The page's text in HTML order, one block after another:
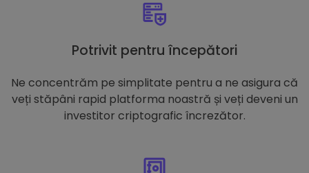
Potrivit pentru începători
Ne concentrăm pe simplitate pentru a ne asigura că
veți stăpâni rapid platforma noastră și veți deveni un
investitor criptografic încrezător.